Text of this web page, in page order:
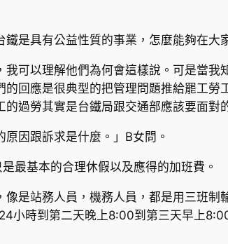
鐵是具有公益性質的事業，怎麼能夠在
我可以理解他們為何會這樣說。可是當
回應是很典型的把管理問題推給罷工
過勞其實是台鐵局跟交通部應該要面對
原因跟訴求是什麼。」B女問。
最基本的合理休假以及應得的加班費。
是站務人員，機務人員，都是用三班
小時到第二天晚上8:00到第三天早上